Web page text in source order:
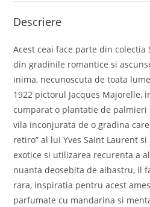
Descriere
Acest ceai face parte din colectia
din gradinile romantice si
inima, necunoscuta de toata
1922 pictorul Jacques Majorelle,
cumparat o plantatie de palmieri
vila inconjurata de o gradina
retiro” al lui Yves Saint Laurent
exotice si utilizarea recurenta a
nuanta deosebita de albastru, il
rara, inspiratia pentru acest
parfumate cu mandarina si